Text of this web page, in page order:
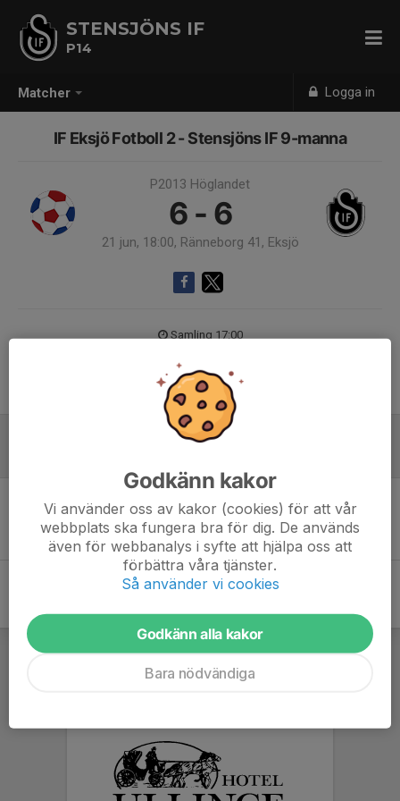
Matcher Logga in
STENSJÖNS IF
P14
IF Eksjö Fotboll 2 - Stensjöns IF 9-manna
P2013 Höglandet
6 - 6
21 jun, 18:00, Ränneborg 41, Eksjö
Samling 17:00
Logga in här
9-manna
Inget referat skrivet
Godkänn kakor
Vi använder oss av kakor (cookies) för att vår
webbplats ska fungera bra för dig. De används
även för webbanalys i syfte att hjälpa oss att
förbättra våra tjänster.
Så använder vi cookies
Godkänn alla kakor
Bara nödvändiga